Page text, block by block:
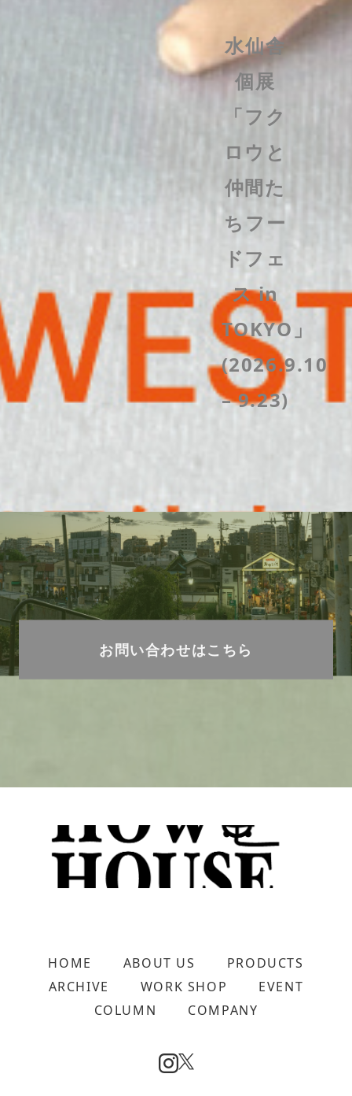
展」グ
展参加
者募
集！
NEXT
EXHIBITION
水仙舎
個展
「フク
ロウと
仲間た
ちフー
ドフェ
ス in
TOKYO」
(2026.9.10
– 9.23)
お問い合わせはこちら
HOME ABOUT US
PRODUCTS
ARCHIVE
WORK SHOP
EVENT
COLUMN
COMPANY